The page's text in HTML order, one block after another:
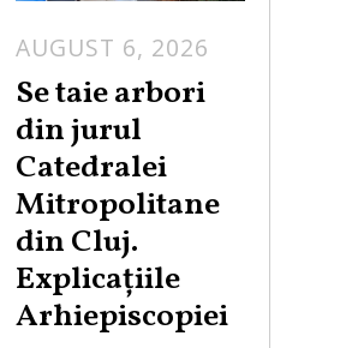
AUGUST 6, 2026
Se taie arbori
din jurul
Catedralei
Mitropolitane
din Cluj.
Explicațiile
Arhiepiscopiei